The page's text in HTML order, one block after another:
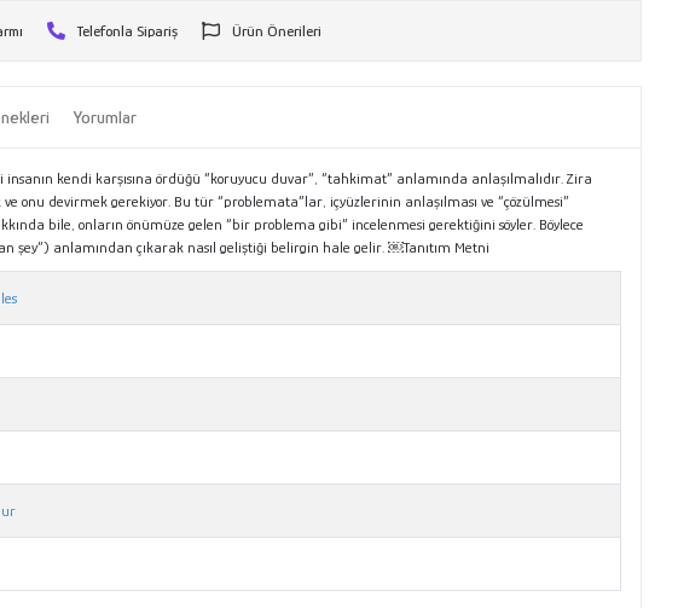
Telefonla Sipariş Ürün Önerileri
Yorumlar
kendi karşısına ördüğü “koruyucu duvar”, “tahkimat” anlamında anlaşılmalıdır. Zira
devirmek gerekiyor. Bu tür “problemata”lar, içyüzlerinin anlaşılması ve “çözülmesi”
bile, onların önümüze gelen “bir problema gibi” incelenmesi gerektiğini söyler. Böylece
şey”) anlamından çıkarak nasıl geliştiği belirgin hale gelir. ￼Tanıtım Metni